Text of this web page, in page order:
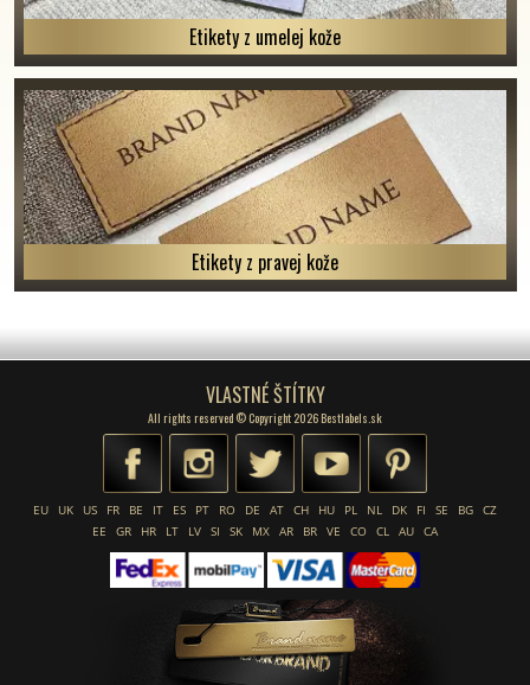
Etikety z umelej kože
Etikety z pravej kože
VLASTNÉ ŠTÍTKY
All rights reserved © Copyright 2026 Bestlabels.sk
EU UK US FR BE IT ES PT RO DE AT CH HU PL NL DK FI SE BG CZ
EE
GR HR LT LV SI SK MX AR BR VE CO CL AU CA